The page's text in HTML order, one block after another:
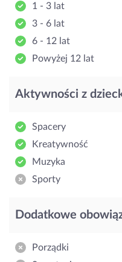
1 - 3 lat
3 - 6 lat
6 - 12 lat
Powyżej 12 lat
Aktywności z
Spacery
Kreatywność
Muzyka
Sporty
Dodatkowe
Porządki